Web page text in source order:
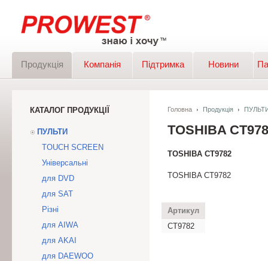
Продукція Компанія Підтримка Новини
КАТАЛОГ ПРОДУКЦІЇ
ПУЛЬТИ
TOUCH SCREEN
Універсальні
для DVD
для SAT
Різні
для AIWA
для AKAI
для DAEWOO
Головна Продукція
TOSHIBA
TOSHIBA CT9782
TOSHIBA CT9782
Артикул
CT9782